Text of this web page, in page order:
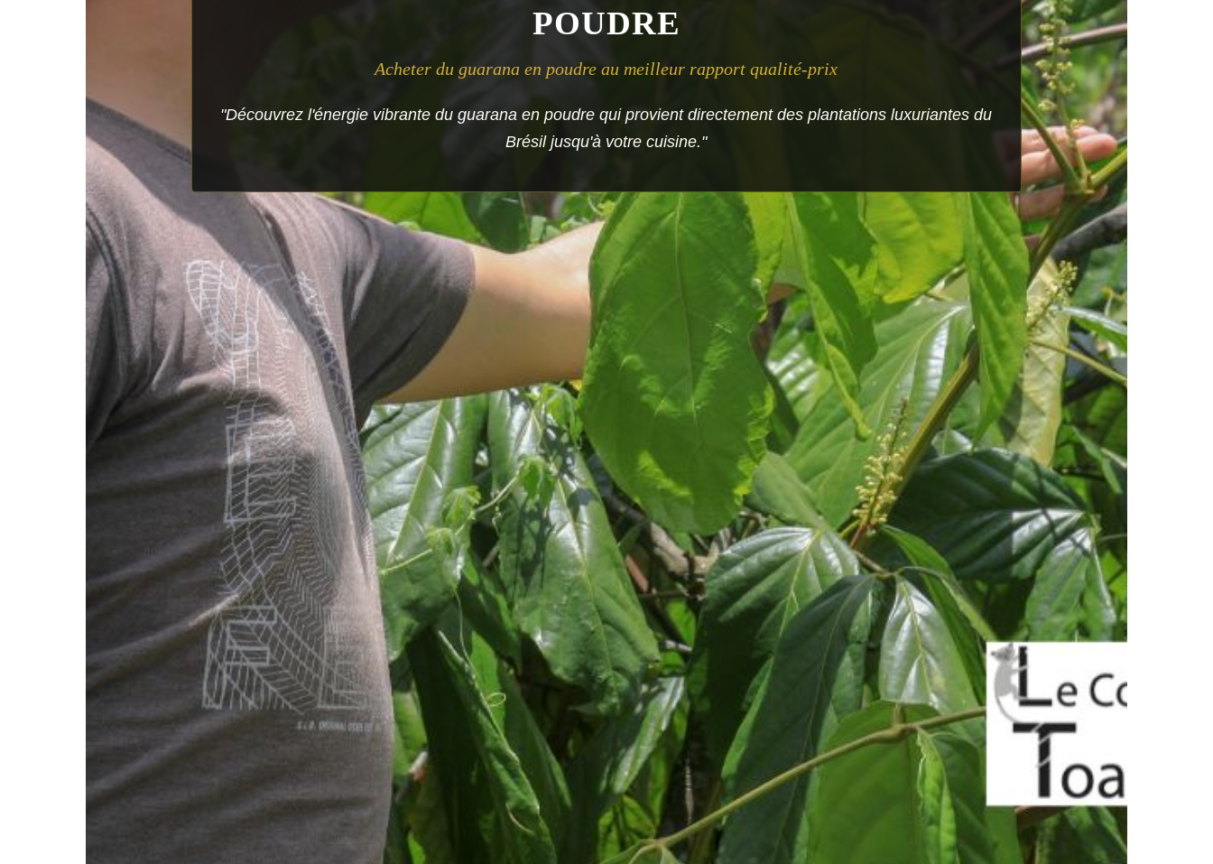
POUDRE
Acheter du guarana en poudre au meilleur rapport qualité-prix
"Découvrez l'énergie vibrante du guarana en poudre qui provient directement des plantations luxuriantes du
Brésil jusqu'à votre cuisine."